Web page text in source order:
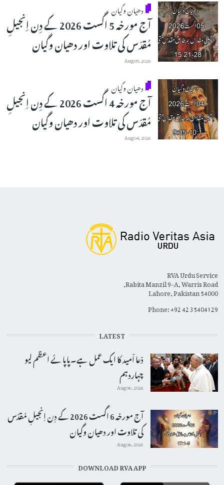
دھیان وگیان
آج مورخہ 5 اگست 2026 کے دِن اِنجیلِ
مُقدّس کی تلاوت اور دھیان وگیان
Aug 05, 2026
دھیان وگیان
آج مورخہ 4 اگست 2026 کے دِن اِنجیلِ
مُقدّس کی تلاوت اور دھیان وگیان
Aug 04, 2026
RVA Urdu Service
Rabita Manzil 9-A, Warris Road,
Lahore, Pakistan 54000
Phone: +92 42 35404129
LATEST
دْعا اْمید کا ایک عمل ہے۔پاپائے اعظم لیو
چہاردہم
Aug 06, 2026
آج مورخہ 6 اگست 2026 کے دِن اِنجیلِ مُقدّس
کی تلاوت اور دھیان وگیان
Aug 06, 2026
DOWNLOAD RVA APP